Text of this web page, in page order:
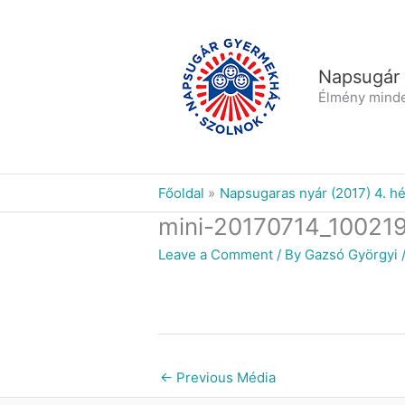
Élmény
Főoldal Napsugaras nyár (2017) 4.
mini-
Leave a Comment / By Gazsó Györgyi /
← Previous Média